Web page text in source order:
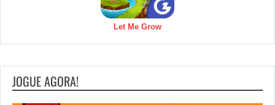
Let Me Grow
JOGUE AGORA!